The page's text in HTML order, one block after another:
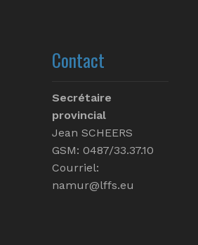
Contact
Secrétaire
provincial
Jean SCHEERS
GSM: 0487/33.37.10
Courriel:
namur@lffs.eu